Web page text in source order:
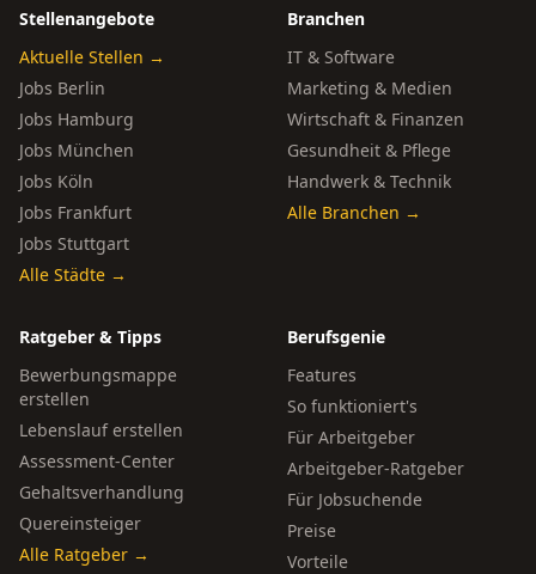
Stellenangebote
Aktuelle Stellen →
Jobs Berlin
Jobs Hamburg
Jobs München
Jobs Köln
Jobs Frankfurt
Jobs Stuttgart
Alle Städte →
Branchen
IT & Software
Marketing & Medien
Wirtschaft & Finanzen
Gesundheit & Pflege
Handwerk & Technik
Alle Branchen →
Ratgeber & Tipps
Bewerbungsmappe
erstellen
Lebenslauf erstellen
Assessment-Center
Gehaltsverhandlung
Quereinsteiger
Alle Ratgeber →
Berufsgenie
Features
So funktioniert's
Für Arbeitgeber
Arbeitgeber-Ratgeber
Für Jobsuchende
Preise
Vorteile